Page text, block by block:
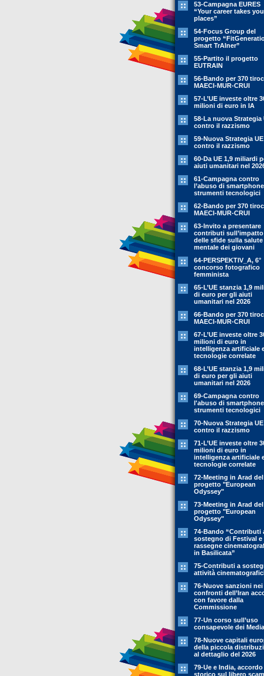
53-Campagna EURES
“Your career takes you
places”
54-Focus Group del
progetto
Smart TrAIner”
55-Partito il progetto
EUTRAIN
56-Bando per 370
MAECI-MUR-CRUI
57-L’UE investe oltre
milioni di euro in IA
58-La nuova Strategia
contro il razzismo
59-Nuova Strategia UE
contro il razzismo
60-Da UE 1,9 miliardi
aiuti umanitari nel
61-Campagna contro
l’abuso di
strumenti tecnologici
62-Bando per 370
MAECI-MUR-CRUI
63-Invito a presentare
contributi sull’impatto
delle sfide sulla salute
mentale dei giovani
64-PERSPEKTIV_A, 6°
concorso fotografico
femminista
65-L’UE stanzia 1,9
di euro per gli aiuti
umanitari nel 2026
66-Bando per 370
MAECI-MUR-CRUI
67-L’UE investe oltre
milioni di euro in
intelligenza artificiale
tecnologie correlate
68-L’UE stanzia 1,9
di euro per gli aiuti
umanitari nel 2026
69-Campagna contro
l'abuso di
strumenti tecnologici
70-Nuova Strategia UE
contro il razzismo
71-L’UE investe oltre
milioni di euro in
intelligenza artificiale
tecnologie correlate
72-Meeting in Arad del
progetto "European
Odyssey"
73-Meeting in Arad del
progetto "European
Odyssey"
74-Bando “Contributi
sostegno di Festival e
rassegne
in Basilicata”
75-Contributi a
attività
76-Nuove sanzioni nei
confronti dell’Iran
con favore dalla
Commissione
77-Un corso sull’uso
consapevole dei Media
78-Nuove capitali
della piccola
al dettaglio del 2026
79-Ue e India, accordo
storico sul libero